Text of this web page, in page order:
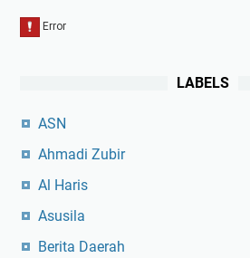
LABELS
ASN
Ahmadi Zubir
Al Haris
Asusila
Berita Daerah